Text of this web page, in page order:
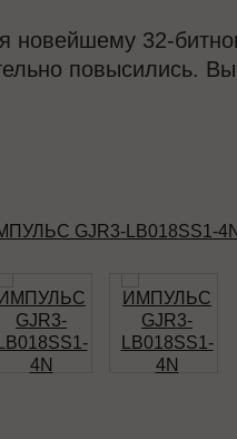
новейшему 32-
повысились.